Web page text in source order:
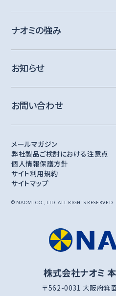
ナオミの強み
お知らせ
お問い合わせ
メールマガジン
弊社製品ご検討における注意点
個人情報保護方針
サイト利用規約
サイトマップ
© NAOMI CO., LTD. ALL RIGHTS RESERVED.
株式会社ナオミ
〒562-0031 大阪府箕